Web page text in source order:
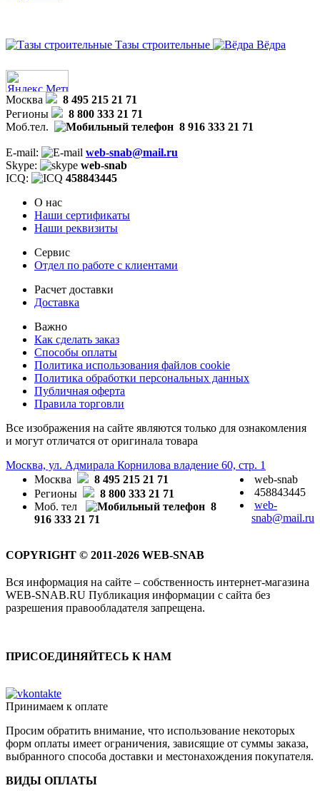
Тазы строительные Вёдра
Москва
8 495 215 21 71
Регионы
8 800 333 21 71
Моб.тел.
8 916 333 21 71
E-mail:
web-snab@mail.ru
Skype:
web-snab
ICQ:
458843445
О нас
Наши сертификаты
Наши реквизиты
Сервис
Отдел по работе с клиентами
Расчет доставки
Доставка
Важно
Как сделать заказ
Способы оплаты
Политика использования файлов cookie
Политика обработки персональных данных
Публичная оферта
Правила торговли
Все изображения на сайте являются только для ознакомления
и могут отличатся от оригинала товара
Москва, ул. Адмирала Корнилова владение 60, стр. 1
Москва
8 495 215 21 71
Регионы
8 800 333 21 71
Моб. тел
8
916 333 21 71
web-snab
458843445
web-
snab@mail.ru
COPYRIGHT © 2011-2026 WEB-SNAB
Вся информация на сайте – собственность интернет-магазина
WEB-SNAB.RU Публикация информации с сайта без
разрешения правообладателя запрещена.
ПРИСОЕДИНЯЙТЕСЬ К НАМ
Принимаем к оплате
Просим обратить внимание, что использование некоторых
форм оплаты имеет ограничения, зависящие от суммы заказа,
выбранного способа доставки и местонахождения покупателя.
ВИДЫ ОПЛАТЫ